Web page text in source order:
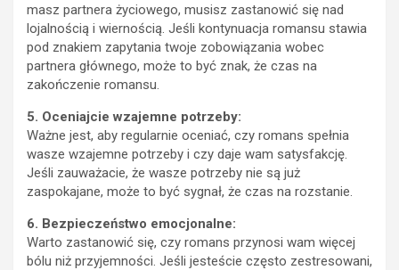
masz partnera życiowego, musisz zastanowić się nad
lojalnością i wiernością. Jeśli kontynuacja romansu stawia
pod znakiem zapytania twoje zobowiązania wobec
partnera głównego, może to być znak, że czas na
zakończenie romansu.
5. Oceniajcie wzajemne potrzeby:
Ważne jest, aby regularnie oceniać, czy romans spełnia
wasze wzajemne potrzeby i czy daje wam satysfakcję.
Jeśli zauważacie, że wasze potrzeby nie są już
zaspokajane, może to być sygnał, że czas na rozstanie.
6. Bezpieczeństwo emocjonalne:
Warto zastanowić się, czy romans przynosi wam więcej
bólu niż przyjemności. Jeśli jesteście często zestresowani,